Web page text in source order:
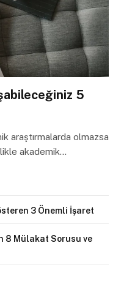
5
araştırmalarda olmazsa
akademik…
3 Önemli İşaret
8 Mülakat Sorusu ve